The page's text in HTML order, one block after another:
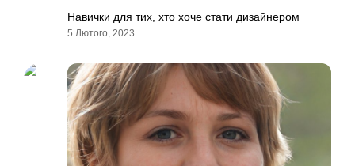
Навички для тих, хто хоче стати дизайнером
5 Лютого, 2023